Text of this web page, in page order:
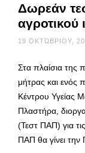
Δωρεάν
αγροτικού
19 ΟΚΤΩΒΡΊΟΥ,
Στα πλαίσια της
μήτρας και ενός
Κέντρου Υγείας
Πλαστήρα,
(Τεστ ΠΑΠ) για
ΠΑΠ θα γίνει